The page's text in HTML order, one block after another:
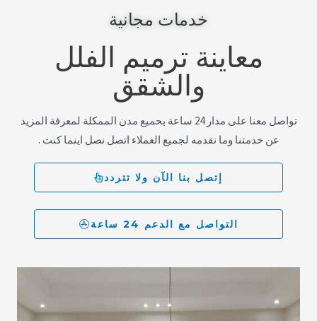
خدمات مجانية
معاينة ترميم الفلل
والشقق
تواصل معنا على مدار 24 ساعة بحميع مدن الممكلة لمعرفة المزيد
عن خدمتنا وما نقدمه لجميع العملاء اتصل نصل اينما كنت .
إتصل بنا الآن ولا تتردد
التواصل مع الدعم 24 ساعة